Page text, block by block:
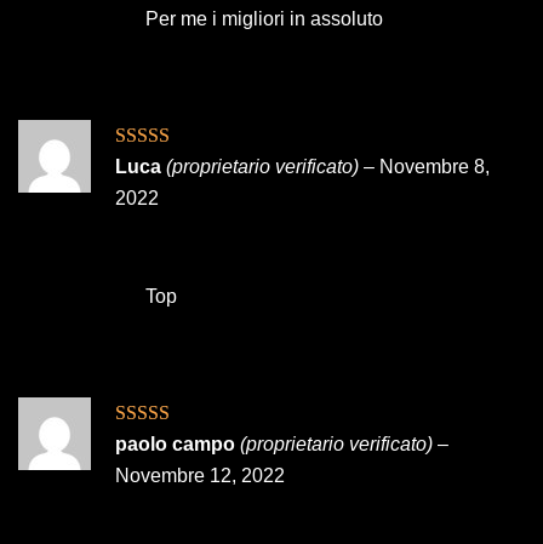
Per me i migliori in assoluto
Valutato5su
5
Luca (proprietario verificato) – Novembre 8,
2022
Top
Valutato5su
5
paolo campo (proprietario verificato) –
Novembre 12, 2022